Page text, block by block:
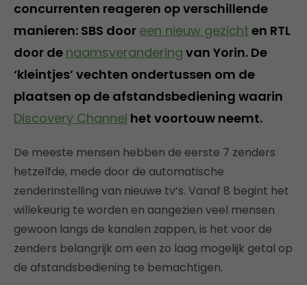
concurrenten reageren op verschillende
manieren: SBS door een nieuw gezicht en RTL
door de naamsverandering van Yorin. De
‘kleintjes’ vechten ondertussen om de
plaatsen op de afstandsbediening waarin
Discovery Channel het voortouw neemt.
De meeste mensen hebben de eerste 7 zenders
hetzelfde, mede door de automatische
zenderinstelling van nieuwe tv’s. Vanaf 8 begint het
willekeurig te worden en aangezien veel mensen
gewoon langs de kanalen zappen, is het voor de
zenders belangrijk om een zo laag mogelijk getal op
de afstandsbediening te bemachtigen.